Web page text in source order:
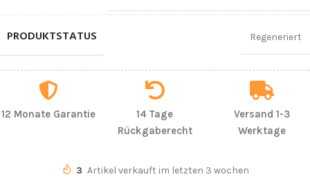
PRODUKTSTATUS Regeneriert
12 Monate Garantie
14 Tage
Rückgaberecht
Versand 1-3
Werktage
3 Artikel verkauft im letzten 3 wochen